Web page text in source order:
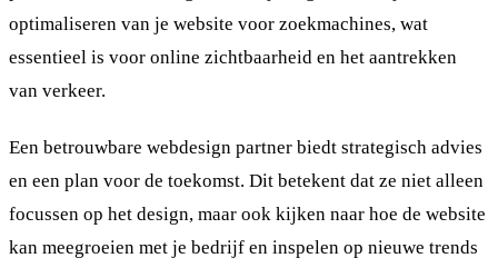
optimaliseren van je website voor zoekmachines, wat
essentieel is voor online zichtbaarheid en het aantrekken
van verkeer.
Een betrouwbare webdesign partner biedt strategisch advies
en een plan voor de toekomst. Dit betekent dat ze niet alleen
focussen op het design, maar ook kijken naar hoe de website
kan meegroeien met je bedrijf en inspelen op nieuwe trends